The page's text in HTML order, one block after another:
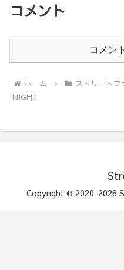
コメント
コメン
ホーム ストリートフ
NIGHT
Copyright © 2020-2026